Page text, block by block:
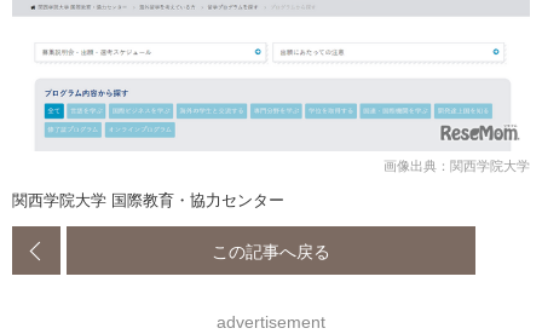
画像出典：関西学院大学
関西学院大学 国際教育・協力センター
この記事へ戻る
advertisement